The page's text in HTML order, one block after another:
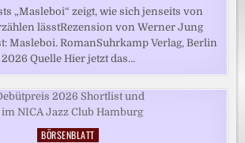
„Masleboi“ zeigt, wie sich jenseits von
lässtRezension von Werner Jung
Masleboi. RomanSuhrkamp Verlag, Berlin
2026 Quelle Hier jetzt das…
Posted
BÖRSENBLATT